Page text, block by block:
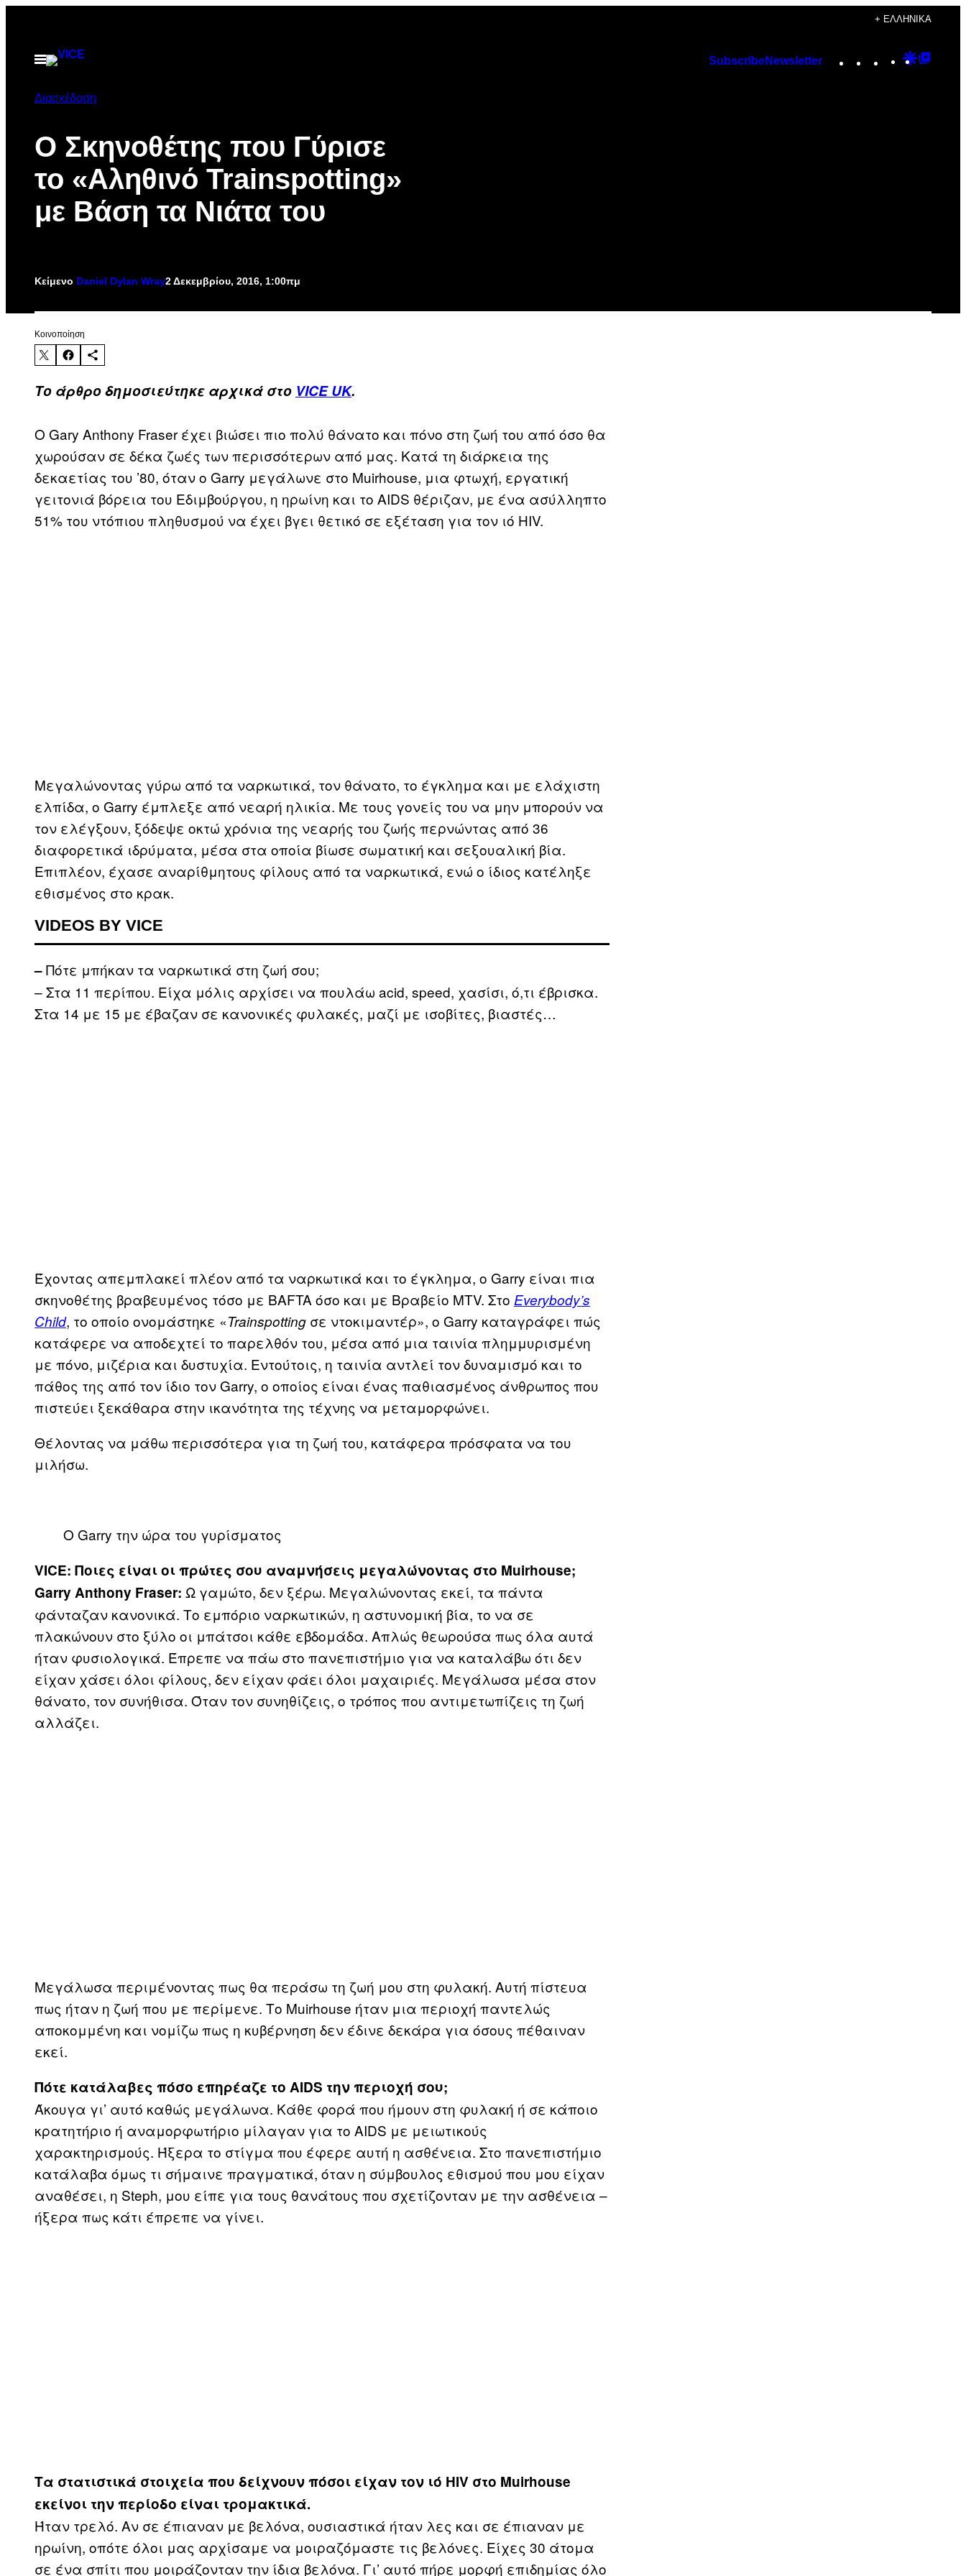
περιεχόμενο
+ ΕΛΛΗΝΙΚΆ
Ανοίξτε
SubscribeNewsletter Instagram
TikTok
YouTube
Google
Διασκέδαση
O Σκηνοθέτης που Γύρισε
το «Αληθινό Trainspotting»
με Βάση τα Νιάτα του
Κείμενο Daniel Dylan Wray2 Δεκεμβρίου, 2016, 1:00πμ
Kοινοποίηση
Το άρθρο δημοσιεύτηκε αρχικά στο VICE UK.
O Gary Anthony Fraser έχει βιώσει πιο πολύ θάνατο και πόνο στη ζωή του από όσο θα
χωρούσαν σε δέκα ζωές των περισσότερων από μας. Κατά τη διάρκεια της
δεκαετίας του ’80, όταν ο Garry μεγάλωνε στο Muirhouse, μια φτωχή, εργατική
γειτονιά βόρεια του Εδιμβούργου, η ηρωίνη και το AIDS θέριζαν, με ένα ασύλληπτο
51% του ντόπιου πληθυσμού να έχει βγει θετικό σε εξέταση για τον ιό HIV.
Μεγαλώνοντας γύρω από τα ναρκωτικά, τον θάνατο, το έγκλημα και με ελάχιστη
ελπίδα, ο Garry έμπλεξε από νεαρή ηλικία. Με τους γονείς του να μην μπορούν να
τον ελέγξουν, ξόδεψε οκτώ χρόνια της νεαρής του ζωής περνώντας από 36
διαφορετικά ιδρύματα, μέσα στα οποία βίωσε σωματική και σεξουαλική βία.
Επιπλέον, έχασε αναρίθμητους φίλους από τα ναρκωτικά, ενώ ο ίδιος κατέληξε
εθισμένος στο κρακ.
VIDEOS BY VICE
–Πότε μπήκαν τα ναρκωτικά στη ζωή σου;
– Στα 11 περίπου. Είχα μόλις αρχίσει να πουλάω acid, speed, χασίσι, ό,τι έβρισκα.
Στα 14 με 15 με έβαζαν σε κανονικές φυλακές, μαζί με ισοβίτες, βιαστές…
Έχοντας απεμπλακεί πλέον από τα ναρκωτικά και το έγκλημα, ο Garry είναι πια
σκηνοθέτης βραβευμένος τόσο με BAFTA όσο και με Βραβείο MTV. Στο Everybody’s
Child, το οποίο ονομάστηκε «Trainspotting σε ντοκιμαντέρ», o Garry καταγράφει πώς
κατάφερε να αποδεχτεί το παρελθόν του, μέσα από μια ταινία πλημμυρισμένη
με πόνο, μιζέρια και δυστυχία. Εντούτοις, η ταινία αντλεί τον δυναμισμό και το
πάθος της από τον ίδιο τον Garry, ο οποίος είναι ένας παθιασμένος άνθρωπος που
πιστεύει ξεκάθαρα στην ικανότητα της τέχνης να μεταμορφώνει.
Θέλοντας να μάθω περισσότερα για τη ζωή του, κατάφερα πρόσφατα να του
μιλήσω.
Ο Garry την ώρα του γυρίσματος
VICE: Ποιες είναι οι πρώτες σου αναμνήσεις μεγαλώνοντας στο Muirhouse;
Garry Anthony Fraser: Ω γαμώτο, δεν ξέρω. Μεγαλώνοντας εκεί, τα πάντα
φάνταζαν κανονικά. Το εμπόριο ναρκωτικών, η αστυνομική βία, το να σε
πλακώνουν στο ξύλο οι μπάτσοι κάθε εβδομάδα. Απλώς θεωρούσα πως όλα αυτά
ήταν φυσιολογικά. Έπρεπε να πάω στο πανεπιστήμιο για να καταλάβω ότι δεν
είχαν χάσει όλοι φίλους, δεν είχαν φάει όλοι μαχαιριές. Μεγάλωσα μέσα στον
θάνατο, τον συνήθισα. Όταν τον συνηθίζεις, ο τρόπος που αντιμετωπίζεις τη ζωή
αλλάζει.
Μεγάλωσα περιμένοντας πως θα περάσω τη ζωή μου στη φυλακή. Αυτή πίστευα
πως ήταν η ζωή που με περίμενε. Το Muirhouse ήταν μια περιοχή παντελώς
αποκομμένη και νομίζω πως η κυβέρνηση δεν έδινε δεκάρα για όσους πέθαιναν
εκεί.
Πότε κατάλαβες πόσο επηρέαζε το AIDS την περιοχή σου;
Άκουγα γι’ αυτό καθώς μεγάλωνα. Κάθε φορά που ήμουν στη φυλακή ή σε κάποιο
κρατητήριο ή αναμορφωτήριο μίλαγαν για το AIDS με μειωτικούς
χαρακτηρισμούς. Ήξερα το στίγμα που έφερε αυτή η ασθένεια. Στο πανεπιστήμιο
κατάλαβα όμως τι σήμαινε πραγματικά, όταν η σύμβουλος εθισμού που μου είχαν
αναθέσει, η Steph, μου είπε για τους θανάτους που σχετίζονταν με την ασθένεια –
ήξερα πως κάτι έπρεπε να γίνει.
Τα στατιστικά στοιχεία που δείχνουν πόσοι είχαν τον ιό HIV στο Muirhouse
εκείνοι την περίοδο είναι τρομακτικά.
Ήταν τρελό. Αν σε έπιαναν με βελόνα, ουσιαστικά ήταν λες και σε έπιαναν με
ηρωίνη, οπότε όλοι μας αρχίσαμε να μοιραζόμαστε τις βελόνες. Είχες 30 άτομα
σε ένα σπίτι που μοιράζονταν την ίδια βελόνα. Γι’ αυτό πήρε μορφή επιδημίας όλο